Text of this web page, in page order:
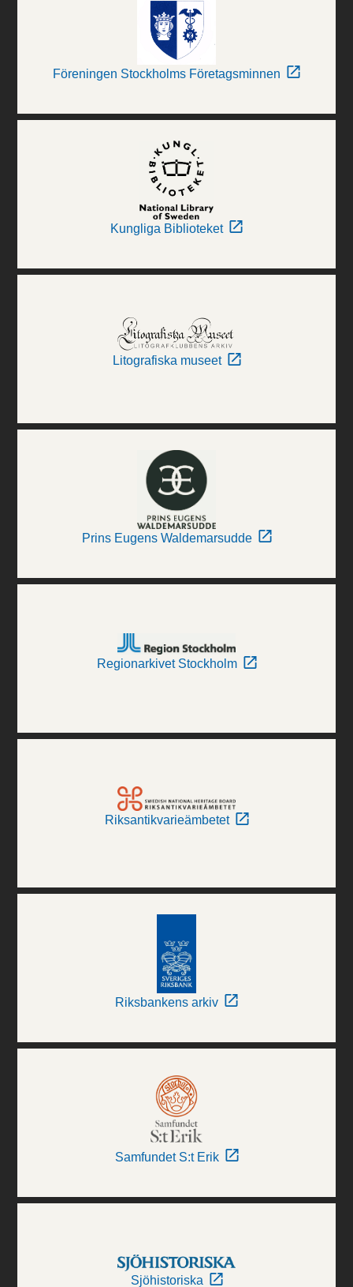
Föreningen Stockholms Företagsminnen
Kungliga Biblioteket
Litografiska museet
Prins Eugens Waldemarsudde
Regionarkivet Stockholm
Riksantikvarieämbetet
Riksbankens arkiv
Samfundet S:t Erik
Sjöhistoriska